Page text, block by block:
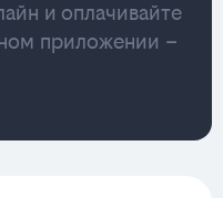
и оплачивайте
приложении –